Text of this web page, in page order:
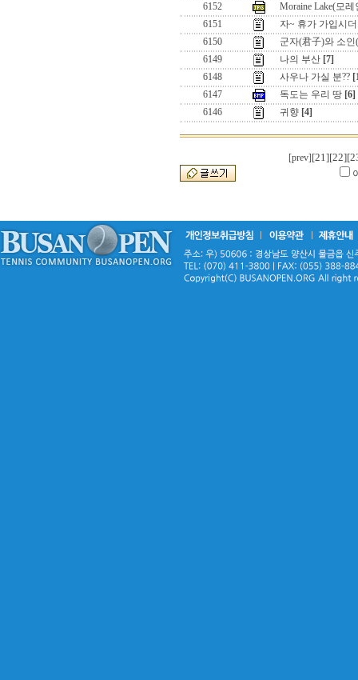
6152
Moraine Lake(모
6151
자~ 휴가 가입시
6150
군자(君子)와 소인
6149
나의 부산 [7]
6148
사우나 가실 분??
6147
독도는 우리 땅 [6]
6146
귀향 [4]
[prev] [21][22]